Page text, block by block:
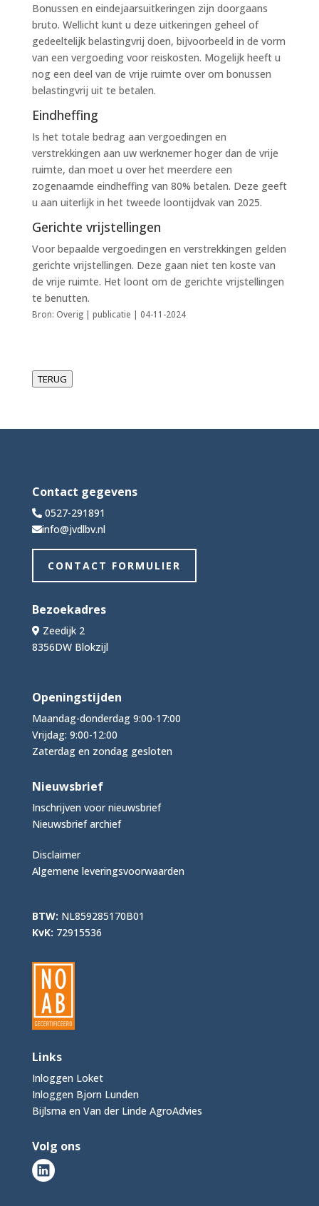
Bonussen en eindejaarsuitkeringen zijn doorgaans
bruto. Wellicht kunt u deze uitkeringen geheel of
gedeeltelijk belastingvrij doen, bijvoorbeeld in de vorm
van een vergoeding voor reiskosten. Mogelijk heeft u
nog een deel van de vrije ruimte over om bonussen
belastingvrij uit te betalen.
Eindheffing
Is het totale bedrag aan vergoedingen en
verstrekkingen aan uw werknemer hoger dan de vrije
ruimte, dan moet u over het meerdere een
zogenaamde eindheffing van 80% betalen. Deze geeft
u aan uiterlijk in het tweede loontijdvak van 2025.
Gerichte vrijstellingen
Voor bepaalde vergoedingen en verstrekkingen gelden
gerichte vrijstellingen. Deze gaan niet ten koste van
de vrije ruimte. Het loont om de gerichte vrijstellingen
te benutten.
Bron: Overig | publicatie | 04-11-2024
TERUG
Contact gegevens
0527-291891
info@jvdlbv.nl
CONTACT FORMULIER
Bezoekadres
Zeedijk 2
8356DW Blokzijl
Openingstijden
Maandag-donderdag 9:00-17:00
Vrijdag: 9:00-12:00
Zaterdag en zondag gesloten
Nieuwsbrief
Inschrijven voor nieuwsbrief
Nieuwsbrief archief
Disclaimer
Algemene leveringsvoorwaarden
BTW: NL859285170B01
KvK: 72915536
Links
Inloggen Loket
Inloggen Bjorn Lunden
Bijlsma en Van der Linde AgroAdvies
Volg ons